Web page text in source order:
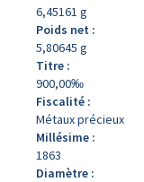
6,45161 g
Poids net :
5,80645 g
Titre :
900,00‰
Fiscalité :
Métaux précieux
Millésime :
1863
Diamètre :